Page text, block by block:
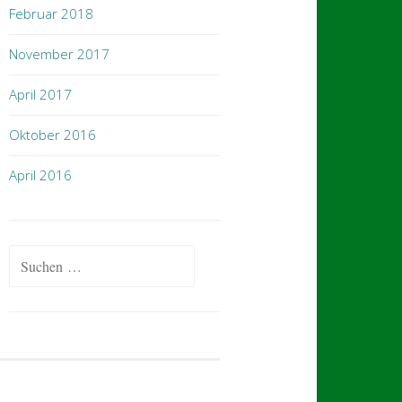
Februar 2018
November 2017
April 2017
Oktober 2016
April 2016
Suchen